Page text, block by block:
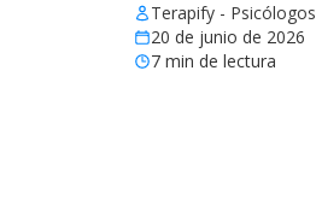
Terapify -
20 de junio de 2026
7 min de lectura